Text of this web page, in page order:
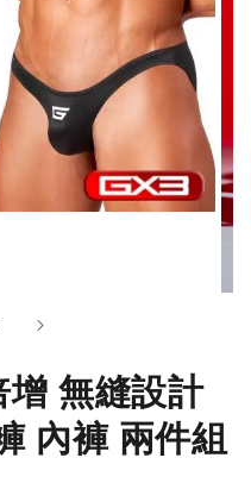
增 無縫設計
內褲 兩件組